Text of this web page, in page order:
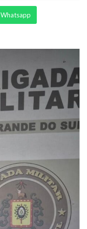
Whatsapp